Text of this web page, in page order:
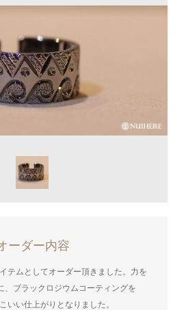
ーダー内容
テムとしてオーダー頂きました。力を
、ブラックロジウムコーティングを
いい仕上がりとなりました。